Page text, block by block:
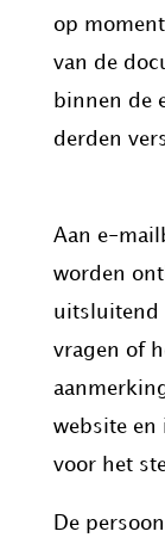
op
van de
binnen de
derden
Aan e-
worden
uitsluitend
vragen of
website
voor het
De